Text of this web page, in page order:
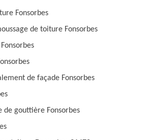
Fonsorbes
de toiture Fonsorbes
de façade Fonsorbes
de gouttière Fonsorbes